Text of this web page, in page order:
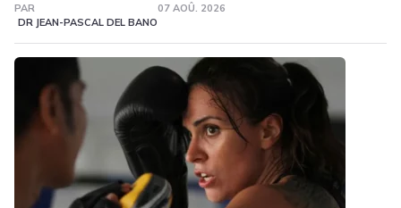
PAR
DR JEAN-PASCAL DEL BANO
07 AOÛ. 2026